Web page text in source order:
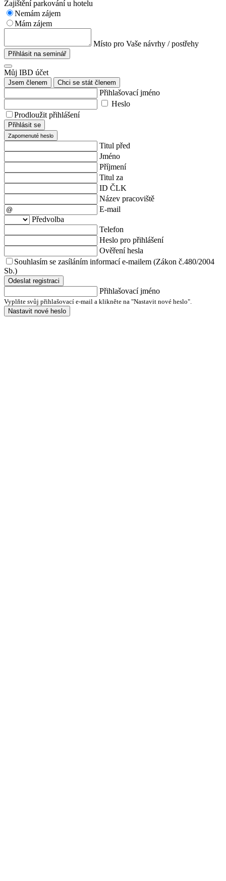
Zajištění parkování u hotelu
Nemám zájem
Mám zájem
Místo pro Vaše návrhy / postřehy
Přihlásit na seminář
Můj IBD účet
Jsem členem Chci se stát členem
Přihlašovací jméno
Heslo
Prodloužit přihlášení
Přihlásit se
Zapomenuté heslo
Titul před
Jméno
Příjmení
Titul za
ID ČLK
Název pracoviště
E-mail
Předvolba
Telefon
Heslo pro přihlášení
Ověření hesla
Souhlasím se zasíláním informací e-mailem (Zákon č.480/2004
Sb.)
Odeslat registraci
Přihlašovací jméno
Vyplňte svůj přihlašovací e-mail a klikněte na "Nastavit nové heslo".
Nastavit nové heslo